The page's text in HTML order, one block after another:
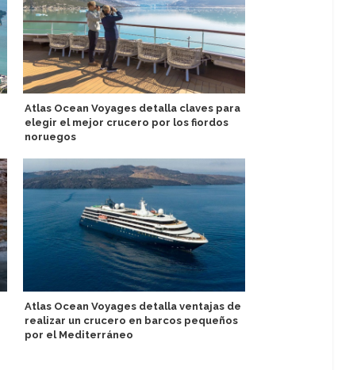
Atlas Ocean Voyages detalla claves para
elegir el mejor crucero por los fiordos
noruegos
Atlas Ocean Voyages detalla ventajas de
realizar un crucero en barcos pequeños
por el Mediterráneo